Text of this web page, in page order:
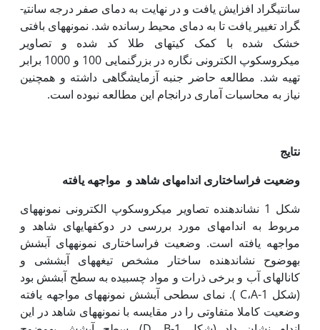
سانتی­گراد افزایش یافت و در نهایت به دمای صفر درجه سانتی­
گراد تغییر یافت تا به دمای محیط رسانده شد. نمونه­های بافتی
خشک شده با کمک کیت­های طلا کد شده و تصاویر
میکروسکوپ الکترونی نگاره در بزرگنمایی 100 و 1000 برابر
تهیه شد. مطالعه حاضر جنبه آزمایشگاهی داشته و همچنین
نیاز به محاسبات آماری درانجام این مطالعه نبوده است.
نتایج
وضعیت فراساختاری اندام­های شاهد و مواجهه یافته
شکل 1 نشان­دهنده تصاویر میکروسکوپ الکترونی نمونه­های
مربوط به اندام­های مورد بررسی در دوکفه­ای­های شاهد و
مواجهه ­یافته است. وضعیت فراساختاری نمونه­های آبشش
به‏وضوح نشان­دهنده ساختار مشخص تیغه­های آبششی و
کانال‏های آب و برخی ذرات و مواد چسبیده به سطح آبشش بود
(شکل 1-C،A ). نمای سطحی آبشش نمونه­های مواجهه یافته
وضعیت کاملا متفاوتی را در مقایسه با نمونه‏های شاهد در این